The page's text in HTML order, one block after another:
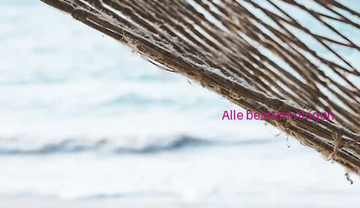
Alle bestemmingen